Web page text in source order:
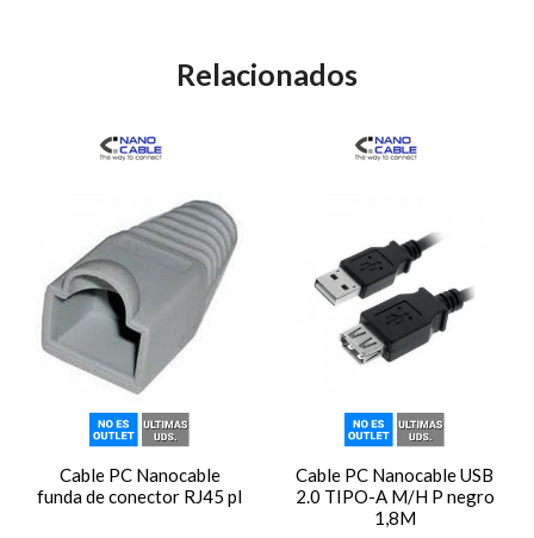
Relacionados
Cable PC Nanocable
funda de conector RJ45 pl
Cable PC Nanocable USB
2.0 TIPO-A M/H P negro
1,8M